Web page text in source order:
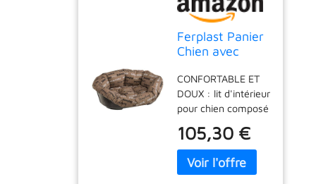
Ferplast Panier
Chien avec
10 en Coton
Lavable, Lit
pour Chien en
Plastique
Rembourré,
Corbeille en
Plastique et
CONFORTABLE ET
DOUX : lit d'intérieur
pour chien composé
plastique et d'un
coussin rembourré,
en coton doux. La
105,30 €